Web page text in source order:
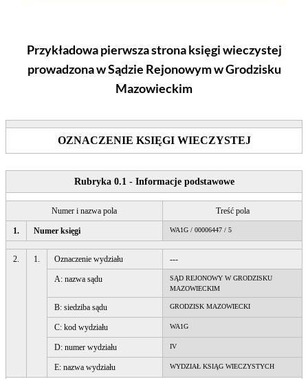
Przykładowa pierwsza strona księgi wieczystej
prowadzona w Sądzie Rejonowymw Grodzisku
Mazowieckim
OZNACZENIE KSIĘGI WIECZYSTEJ
Rubryka 0.1 - Informacje podstawowe
Numer i nazwa pola Treść pola
1. Numer księgi WA1G / 00006447 / 5
2. 1. Oznaczenie wydziału ---
A: nazwa sądu
SĄD REJONOWY W GRODZISKU
MAZOWIECKIM
B: siedziba sądu GRODZISK MAZOWIECKI
C: kod wydziału WA1G
D: numer wydziału IV
E: nazwa wydziału WYDZIAŁ KSIĄG WIECZYSTYCH